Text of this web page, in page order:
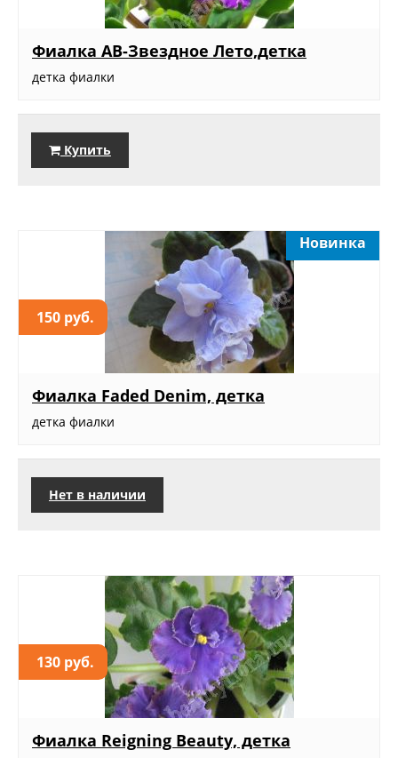
Фиалка АВ-Звездное Лето,детка
детка фиалки
Купить
150 руб.
Новинка
Фиалка Faded Denim, детка
детка фиалки
Нет в наличии
130 руб.
Фиалка Reigning Beauty, детка